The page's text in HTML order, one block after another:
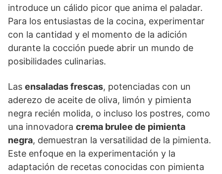
introduce un cálido picor que anima el paladar.
Para los entusiastas de la cocina, experimentar
con la cantidad y el momento de la adición
durante la cocción puede abrir un mundo de
posibilidades culinarias.
Las ensaladas frescas, potenciadas con un
aderezo de aceite de oliva, limón y pimienta
negra recién molida, o incluso los postres, como
una innovadora crema brulee de pimienta
negra, demuestran la versatilidad de la pimienta.
Este enfoque en la experimentación y la
adaptación de recetas conocidas con pimienta